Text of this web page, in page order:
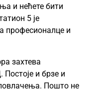
и нећете бити
5 је
професионалце и
захтева
и брзе и
Пошто не